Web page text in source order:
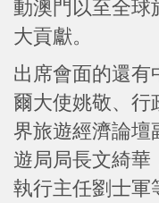
動澳門以至全球
大貢獻。
出席會面的還有
爾大使姚敬、行
界旅遊經濟論壇
遊局局長文綺華
執行主任劉士軍